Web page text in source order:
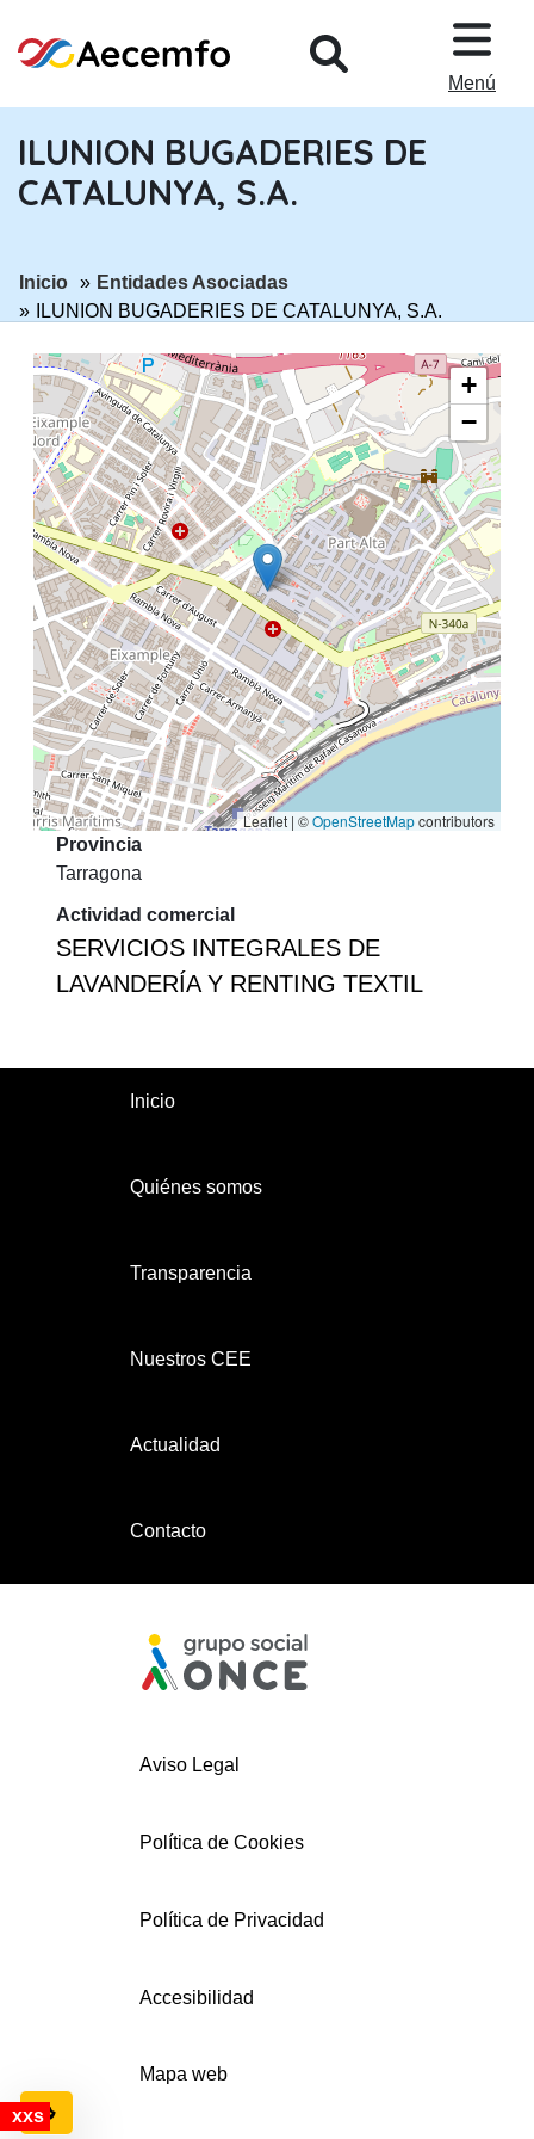
Menú
ILUNION BUGADERIES DE
CATALUNYA, S.A.
ir a página:
Inicio ir a página:
Entidades Asociadas
ILUNION BUGADERIES DE CATALUNYA, S.A.
+
−
Leaflet | ©OpenStreetMapcontributors
Provincia
Tarragona
Actividad comercial
SERVICIOS INTEGRALES DE
LAVANDERÍA Y RENTING TEXTIL
Inicio
Quiénes somos
Transparencia
Nuestros CEE
Actualidad
Contacto
Aviso Legal
Política de Cookies
Política de Privacidad
Accesibilidad
Mapa web